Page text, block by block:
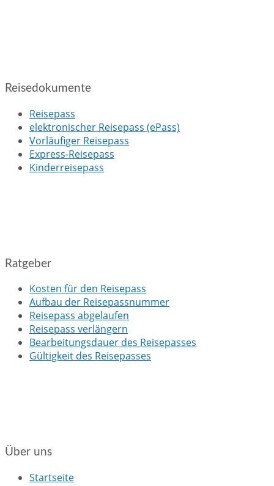
Reisedokumente
Reisepass
elektronischer Reisepass (ePass)
Vorläufiger Reisepass
Express-Reisepass
Kinderreisepass
Ratgeber
Kosten für den Reisepass
Aufbau der Reisepassnummer
Reisepass abgelaufen
Reisepass verlängern
Bearbeitungsdauer des Reisepasses
Gültigkeit des Reisepasses
Über uns
Startseite